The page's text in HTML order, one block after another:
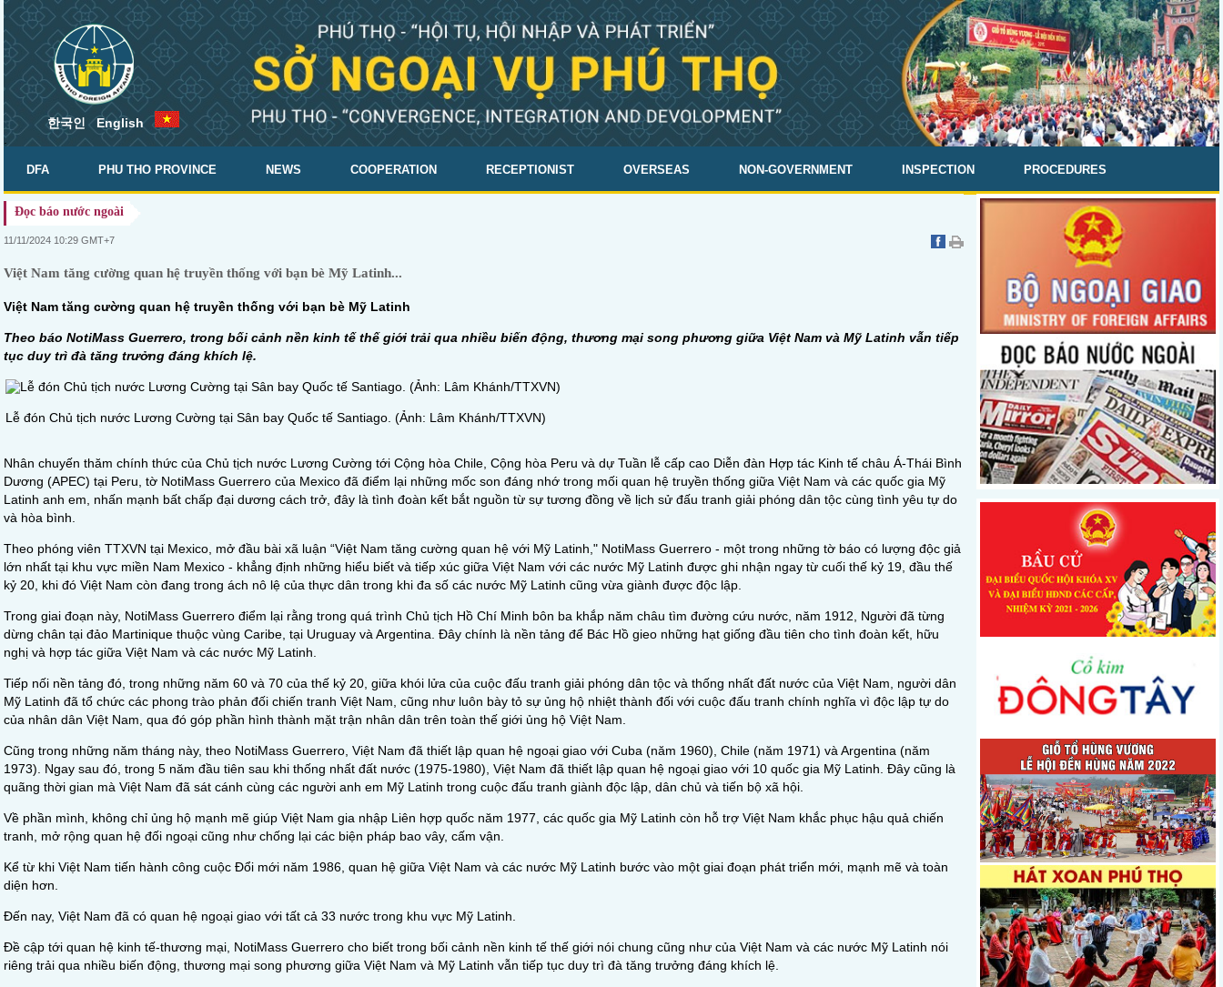
한국인
English
.
DFA PHU THO PROVINCE NEWS COOPERATION RECEPTIONIST OVERSEAS NON-GOVERNMENT INSPECTION PROCEDURES
DOCUMENTS
Đọc báo nước ngoài
11/11/2024 10:29 GMT+7
Việt Nam tăng cường quan hệ truyền thống với bạn bè Mỹ Latinh...
Việt Nam tăng cường quan hệ truyền thống với bạn bè Mỹ Latinh
Theo báo NotiMass Guerrero, trong bối cảnh nền kinh tế thế giới trải qua nhiều biến động, thương mại song phương giữa Việt Nam và Mỹ Latinh vẫn tiếp
tục duy trì đà tăng trưởng đáng khích lệ.
Lễ đón Chủ tịch nước Lương Cường tại Sân bay Quốc tế Santiago. (Ảnh: Lâm Khánh/TTXVN)
Nhân chuyến thăm chính thức của Chủ tịch nước Lương Cường tới Cộng hòa Chile, Cộng hòa Peru và dự Tuần lễ cấp cao Diễn đàn Hợp tác Kinh tế châu Á-Thái Bình
Dương (APEC) tại Peru, tờ NotiMass Guerrero của Mexico đã điểm lại những mốc son đáng nhớ trong mối quan hệ truyền thống giữa Việt Nam và các quốc gia Mỹ
Latinh anh em, nhấn mạnh bất chấp đại dương cách trở, đây là tình đoàn kết bắt nguồn từ sự tương đồng về lịch sử đấu tranh giải phóng dân tộc cùng tình yêu tự do
và hòa bình.
Theo phóng viên TTXVN tại Mexico, mở đầu bài xã luận “Việt Nam tăng cường quan hệ với Mỹ Latinh," NotiMass Guerrero - một trong những tờ báo có lượng độc giả
lớn nhất tại khu vực miền Nam Mexico - khẳng định những hiểu biết và tiếp xúc giữa Việt Nam với các nước Mỹ Latinh được ghi nhận ngay từ cuối thế kỷ 19, đầu thế
kỷ 20, khi đó Việt Nam còn đang trong ách nô lệ của thực dân trong khi đa số các nước Mỹ Latinh cũng vừa giành được độc lập.
Trong giai đoạn này, NotiMass Guerrero điểm lại rằng trong quá trình Chủ tịch Hồ Chí Minh bôn ba khắp năm châu tìm đường cứu nước, năm 1912, Người đã từng
dừng chân tại đảo Martinique thuộc vùng Caribe, tại Uruguay và Argentina. Đây chính là nền tảng để Bác Hồ gieo những hạt giống đầu tiên cho tình đoàn kết, hữu
nghị và hợp tác giữa Việt Nam và các nước Mỹ Latinh.
Tiếp nối nền tảng đó, trong những năm 60 và 70 của thế kỷ 20, giữa khói lửa của cuộc đấu tranh giải phóng dân tộc và thống nhất đất nước của Việt Nam, người dân
Mỹ Latinh đã tổ chức các phong trào phản đối chiến tranh Việt Nam, cũng như luôn bày tỏ sự ủng hộ nhiệt thành đối với cuộc đấu tranh chính nghĩa vì độc lập tự do
của nhân dân Việt Nam, qua đó góp phần hình thành mặt trận nhân dân trên toàn thế giới ủng hộ Việt Nam.
Cũng trong những năm tháng này, theo NotiMass Guerrero, Việt Nam đã thiết lập quan hệ ngoại giao với Cuba (năm 1960), Chile (năm 1971) và Argentina (năm
1973). Ngay sau đó, trong 5 năm đầu tiên sau khi thống nhất đất nước (1975-1980), Việt Nam đã thiết lập quan hệ ngoại giao với 10 quốc gia Mỹ Latinh. Đây cũng là
quãng thời gian mà Việt Nam đã sát cánh cùng các người anh em Mỹ Latinh trong cuộc đấu tranh giành độc lập, dân chủ và tiến bộ xã hội.
Về phần mình, không chỉ ủng hộ mạnh mẽ giúp Việt Nam gia nhập Liên hợp quốc năm 1977, các quốc gia Mỹ Latinh còn hỗ trợ Việt Nam khắc phục hậu quả chiến
tranh, mở rộng quan hệ đối ngoại cũng như chống lại các biện pháp bao vây, cấm vận.
Kể từ khi Việt Nam tiến hành công cuộc Đổi mới năm 1986, quan hệ giữa Việt Nam và các nước Mỹ Latinh bước vào một giai đoạn phát triển mới, mạnh mẽ và toàn
diện hơn.
Đến nay, Việt Nam đã có quan hệ ngoại giao với tất cả 33 nước trong khu vực Mỹ Latinh.
Đề cập tới quan hệ kinh tế-thương mại, NotiMass Guerrero cho biết trong bối cảnh nền kinh tế thế giới nói chung cũng như của Việt Nam và các nước Mỹ Latinh nói
riêng trải qua nhiều biến động, thương mại song phương giữa Việt Nam và Mỹ Latinh vẫn tiếp tục duy trì đà tăng trưởng đáng khích lệ.